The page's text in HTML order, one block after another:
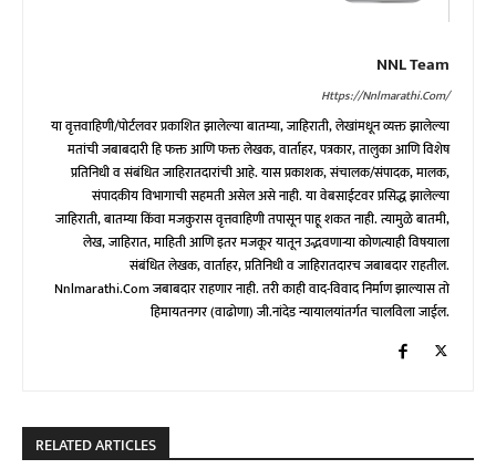
NNL Team
Https://nnlmarathi.com/
या वृत्तवाहिणी/पोर्टलवर प्रकाशित झालेल्या बातम्या, जाहिराती, लेखांमधून व्यक्त झालेल्या
मतांची जबाबदारी हि फक्त आणि फक्त लेखक, वार्ताहर, पत्रकार, तालुका आणि विशेष
प्रतिनिधी व संबंधित जाहिरातदारांची आहे. यास प्रकाशक, संचालक/संपादक, मालक,
संपादकीय विभागाची सहमती असेल असे नाही. या वेबसाईटवर प्रसिद्ध झालेल्या
जाहिराती, बातम्या किंवा मजकुरास वृत्तवाहिणी तपासून पाहू शकत नाही. त्यामुळे बातमी,
लेख, जाहिरात, माहिती आणि इतर मजकूर यातून उद्भवणाऱ्या कोणत्याही विषयाला
संबंधित लेखक, वार्ताहर, प्रतिनिधी व जाहिरातदारच जबाबदार राहतील.
Nnlmarathi.com जबाबदार राहणार नाही. तरी काही वाद-विवाद निर्माण झाल्यास तो
हिमायतनगर (वाढोणा) जी.नांदेड न्यायालयांतर्गत चालविला जाईल.
RELATED ARTICLES